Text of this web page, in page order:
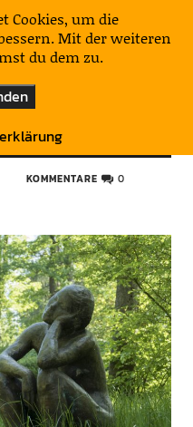
KOMMENTARE 0
Cookies, um die
Mit der weiteren
du dem zu.